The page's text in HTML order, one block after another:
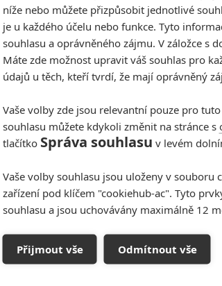
Licorice Pizza | Fandíme filmu
Vstoupit do diskuze
níže nebo můžete přizpůsobit jednotlivé
je u každého účelu nebo funkce. Tyto
souhlasu a oprávněného zájmu. V záložce s
Máte zde možnost upravit váš souhlas pro
údajů u těch, kteří tvrdí, že mají oprávněný
Vaše volby zde jsou relevantní pouze pro
souhlasu můžete kdykoli změnit na stránce s
tlačítko Správa souhlasu v levém
Vaše volby souhlasu jsou uloženy v souboru
zařízení pod klíčem "cookiehub-ac". Tyto
souhlasu a jsou uchovávány maximálně 12
Přijmout vše Odmítnout vše